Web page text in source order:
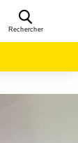
Rechercher